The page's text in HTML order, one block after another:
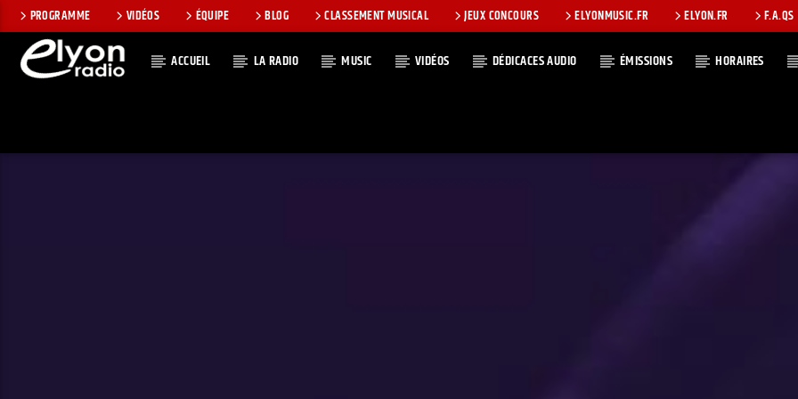
PROGRAMME VIDÉOS ÉQUIPE BLOG CLASSEMENT MUSICAL JEUX CONCOURS ELYONMUSIC.FR ELYON.FR F.A.QS
ACCUEIL LA RADIO MUSIC VIDÉOS DÉDICACES AUDIO ÉMISSIONS HORAIRES